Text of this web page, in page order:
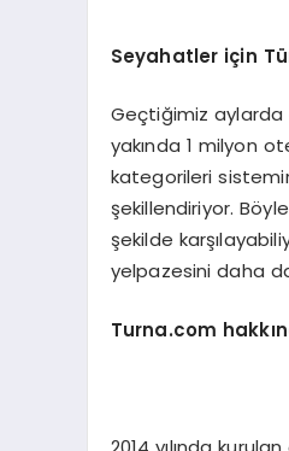
Seyahatler için T
Geçtiğimiz aylarda
yakında 1 milyon
kategorileri
şekillendiriyor.
şekilde
yelpazesini daha
Turna.com